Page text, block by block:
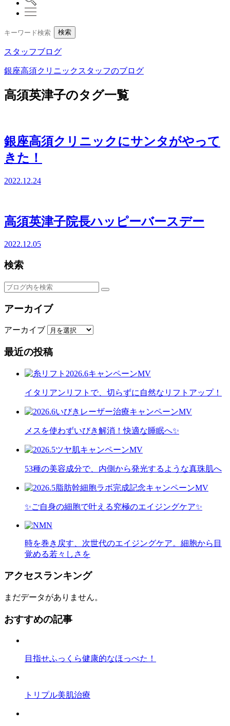
検索
スタッフブログ
銀座高須クリニックスタッフのブログ
高須英津子のタグ一覧
銀座高須クリニックにサンタがやって
きた！
2022.12.24
高須英津子院長ハッピーバースデー
2022.12.05
検索
アーカイブ
アーカイブ
最近の投稿
イタリアンリフトで、切らずに自然なリフトアップ！
メスを使わずいびき解消！快適な睡眠へ✨
53種の美容成分で、内側から発光するような真珠肌へ
✨ご自身の細胞で叶える究極のエイジングケア✨
時を巻き戻す、次世代のエイジングケア。細胞から目
覚める若々しさを
アクセスランキング
まだデータがありません。
おすすめの記事
目指せふっくら健康的なほっぺた！
トリプル美肌治療